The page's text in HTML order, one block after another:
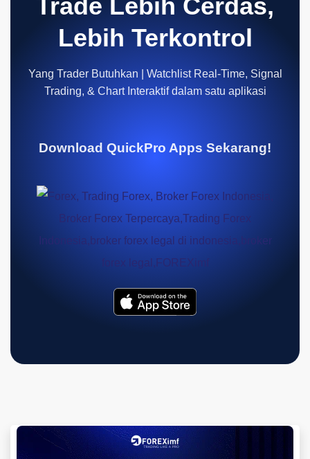
Trade Lebih Cerdas,
Lebih Terkontrol
Yang Trader Butuhkan | Watchlist Real-Time, Signal
Trading, & Chart Interaktif dalam satu aplikasi
Download QuickPro Apps Sekarang!